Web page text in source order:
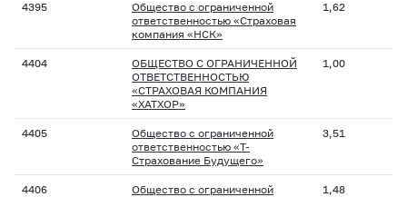
4395
Общество с ограниченной
ответственностью «Страховая
компания «НСК»
1,62
4404
ОБЩЕСТВО С ОГРАНИЧЕННОЙ
ОТВЕТСТВЕННОСТЬЮ
«СТРАХОВАЯ КОМПАНИЯ
«ХАТХОР»
1,00
4405
Общество с ограниченной
ответственностью «Т-
Страхование Будущего»
3,51
4406
Общество с ограниченной
1,48